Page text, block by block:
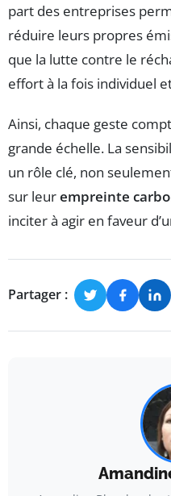
part des entreprises
réduire leurs propres
que la lutte contre le
effort à la fois individuel
Ainsi, chaque geste
grande échelle. La
un rôle clé, non
sur leurempreinte
inciter à agir en faveur
Partager :